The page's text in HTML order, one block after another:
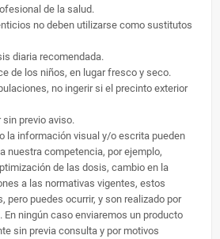
de la salud.
no deben utilizarse como sustitutos
diaria recomendada.
de los niños, en lugar fresco y seco.
no ingerir si el precinto exterior
previo aviso.
la información visual y/o escrita pueden
nuestra competencia, por ejemplo,
de las dosis, cambio en la
a las normativas vigentes, estos
pero puedes ocurrir, y son realizado por
ningún caso enviaremos un producto
sin previa consulta y por motivos